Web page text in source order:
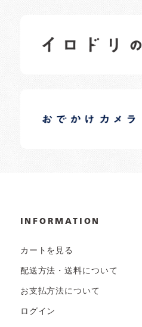
日常の様子など随時更新中です。
日常の様子など随時更新中です。
INFORMATION
カートを見る
配送方法・送料について
お支払方法について
ログイン